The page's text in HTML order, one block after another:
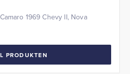
1969 Chevy II, Nova
PRODUKTEN